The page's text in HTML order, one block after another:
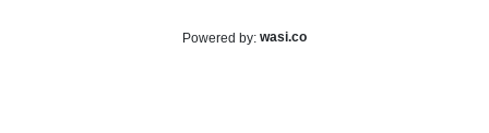
Powered by: wasi.co